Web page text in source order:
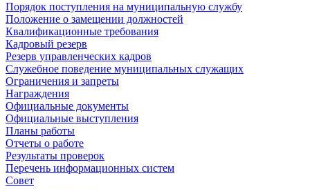
Порядок поступления на муниципальную службу
Положение о замещении должностей
Квалификационные требования
Кадровый резерв
Резерв управленческих кадров
Служебное поведение муниципальных служащих
Ограничения и запреты
Награждения
Официальные документы
Официальные выступления
Планы работы
Отчеты о работе
Результаты проверок
Перечень информационных систем
Совет